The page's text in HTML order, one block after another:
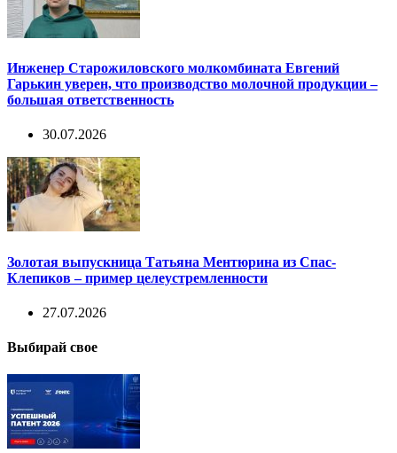
Инженер Старожиловского молкомбината Евгений
Гарькин уверен, что производство молочной продукции –
большая ответственность
30.07.2026
Золотая выпускница Татьяна Ментюрина из Спас-
Клепиков – пример целеустремленности
27.07.2026
Выбирай свое